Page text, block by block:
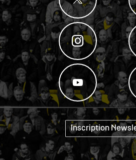
Inscription